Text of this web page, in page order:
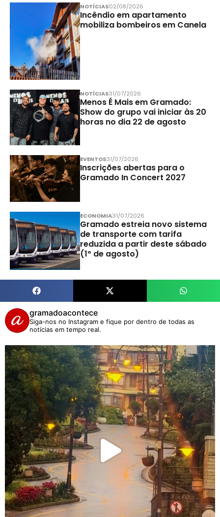
NOTÍCIAS02/08/2026
Incêndio em apartamento
mobiliza bombeiros em Canela
NOTÍCIAS31/07/2026
Menos É Mais em Gramado:
Show do grupo vai iniciar às 20
horas no dia 22 de agosto
EVENTOS31/07/2026
Inscrições abertas para o
Gramado In Concert 2027
ECONOMIA31/07/2026
Gramado estreia novo sistema
de transporte com tarifa
reduzida a partir deste sábado
(1º de agosto)
gramadoacontece
Siga-nos no Instagram e fique por dentro de todas as
notícias em tempo real.